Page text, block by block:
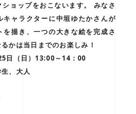
ョップをおこないます。 みなさ
キャラクターに中垣ゆたかさんが
を描き、一つの大きな絵を完成さ
かは当日までのお楽しみ！
日（日）13:00～14：00
、大人